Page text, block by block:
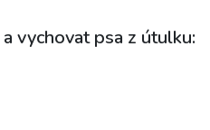
vychovat psa z útulku: